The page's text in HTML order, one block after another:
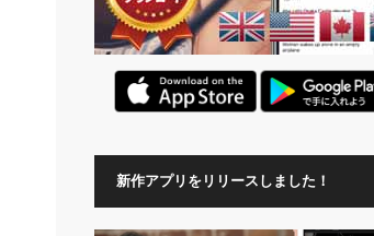
新作アプリをリリースしました！